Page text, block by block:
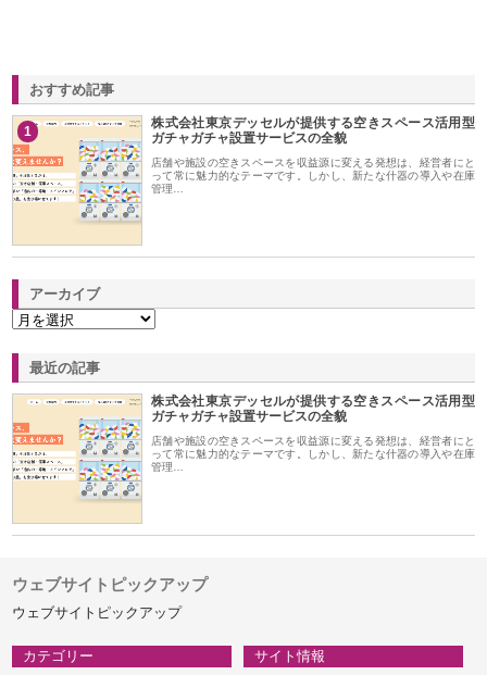
おすすめ記事
1
株式会社東京デッセルが提供する空きスペース活用型
ガチャガチャ設置サービスの全貌
店舗や施設の空きスペースを収益源に変える発想は、経営者にと
って常に魅力的なテーマです。しかし、新たな什器の導入や在庫
管理…
アーカイブ
最近の記事
株式会社東京デッセルが提供する空きスペース活用型
ガチャガチャ設置サービスの全貌
店舗や施設の空きスペースを収益源に変える発想は、経営者にと
って常に魅力的なテーマです。しかし、新たな什器の導入や在庫
管理…
ウェブサイトピックアップ
ウェブサイトピックアップ
カテゴリー サイト情報